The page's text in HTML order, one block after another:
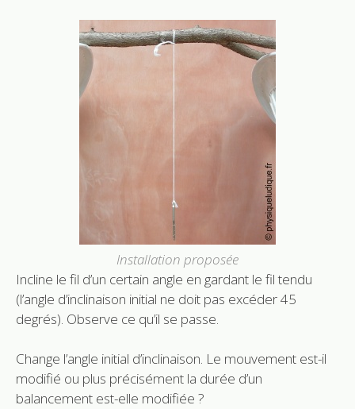
Installation proposée
Incline le fil d’un certain angle en gardant le fil tendu
(l’angle d’inclinaison initial ne doit pas excéder 45
degrés). Observe ce qu’il se passe.
Change l’angle initial d’inclinaison. Le mouvement est-il
modifié ou plus précisément la durée d’un
balancement est-elle modifiée ?